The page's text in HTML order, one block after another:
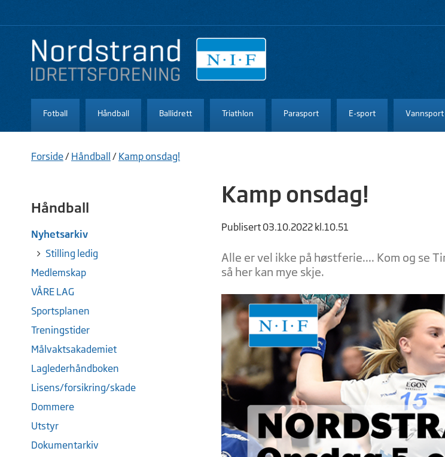
Fotball Håndball Ballidrett Triathlon Parasport E-sport Vannsport
Forside/ Håndball / Kamp onsdag!
Håndball
Nyhetsarkiv
Stilling ledig
Medlemskap
VÅRE LAG
Sportsplanen
Treningstider
Målvaktsakademiet
Laglederhåndboken
Lisens/forsikring/skade
Dommere
Utstyr
Dokumentarkiv
Kamp onsdag!
Publisert 03.10.2022 kl.10.51
Alle er vel ikke på høstferie.... Kom og se
så her kan mye skje.